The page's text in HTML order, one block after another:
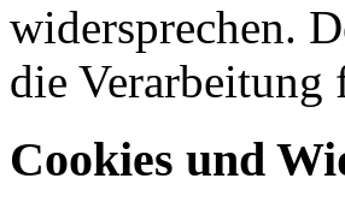
widersprechen.
die
Cookies und